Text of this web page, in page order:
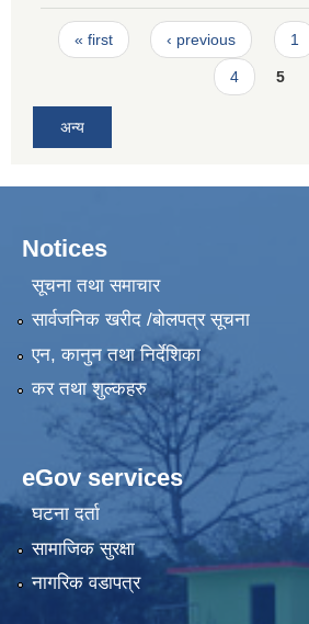
Pages
« first ‹ previous 1
4 5
अन्य
Notices
सूचना तथा समाचार
सार्वजनिक खरीद /बोलपत्र सूचना
एन, कानुन तथा निर्देशिका
कर तथा शुल्कहरु
eGov services
घटना दर्ता
सामाजिक सुरक्षा
नागरिक वडापत्र